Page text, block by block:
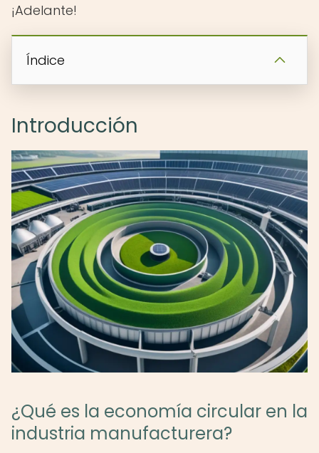
¡Adelante!
Índice
Introducción
¿Qué es la economía circular en la
industria manufacturera?